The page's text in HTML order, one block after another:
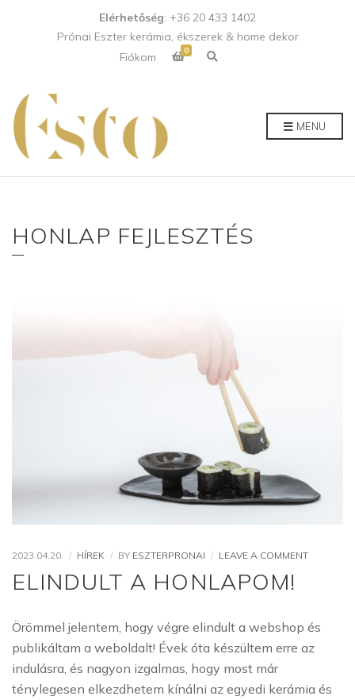
Elérhetőség: +36 20 433 1402
Prónai Eszter kerámia, ékszerek & home dekor
Fiókom
0 E
x
c
r
c
MENU
HONLAP FEJLESZTÉS
2023.04.20. HÍREK BY ESZTERPRONAI LEAVE A COMMENTON
ELINDULT A HONLAPOM!
Örömmel jelentem, hogy végre elindult a webshop és
publikáltam a weboldalt! Évek óta készültem erre az
indulásra, és nagyon izgalmas, hogy most már
ténylegesen elkezdhetem kínálni az egyedi kerámia és